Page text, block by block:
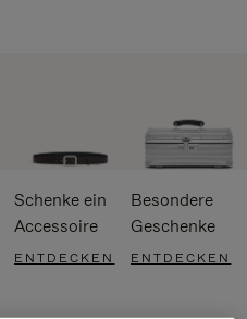
Schenke ein
Accessoire
ENTDECKEN
Besondere
Geschenke
ENTDECKEN